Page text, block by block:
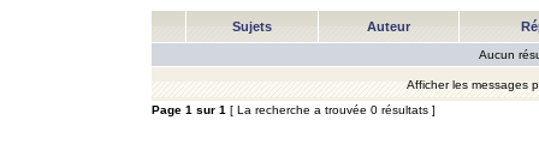
Sujets Auteur
Aucun
Afficher les messages
Page 1 sur 1 [ La recherche a trouvée 0 résultats ]